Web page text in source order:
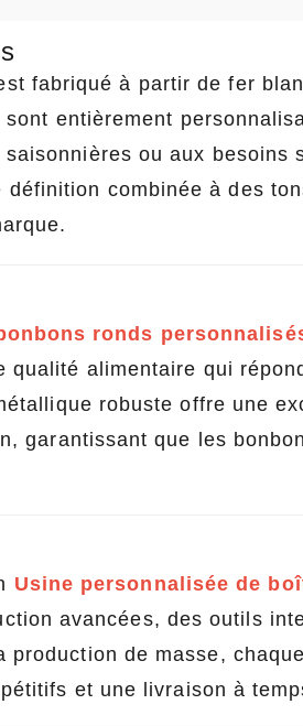
fabriqué à partir de fer
entièrement
ou aux besoins
combinée à des
ronds
alimentaire qui
robuste offre une
garantissant que les
Usine personnalisée de
avancées, des outils
de masse,
et une livraison à